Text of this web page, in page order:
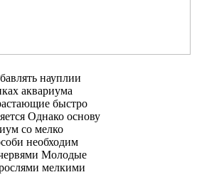
науплии
аквариума
быстро
Однако основу
со мелко
необходим
Молодые
мелкими